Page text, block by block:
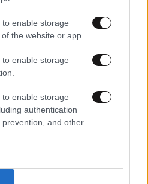
enable storage
the website or app.
enable storage
enable storage
authentication
and other
ΠΡΟΣΘΗΚΗ